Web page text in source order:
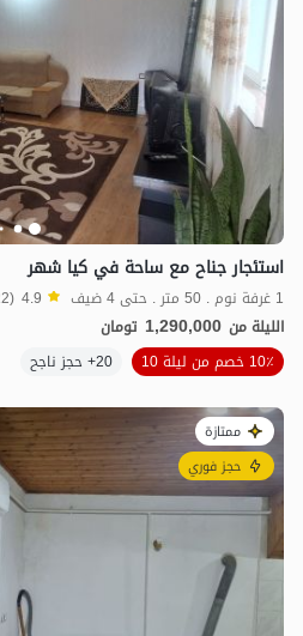
استئجار جناح مع ساحة في كيا شهر
1 غرفة نوم . 50 متر . حتى 4 ضيف 4.9 (22 تعليق)
الليلة من 1,290,000 تومان
10٪ خصم من ليلة 10
20+ حجز ناجح
ممتازة
حجز فوري